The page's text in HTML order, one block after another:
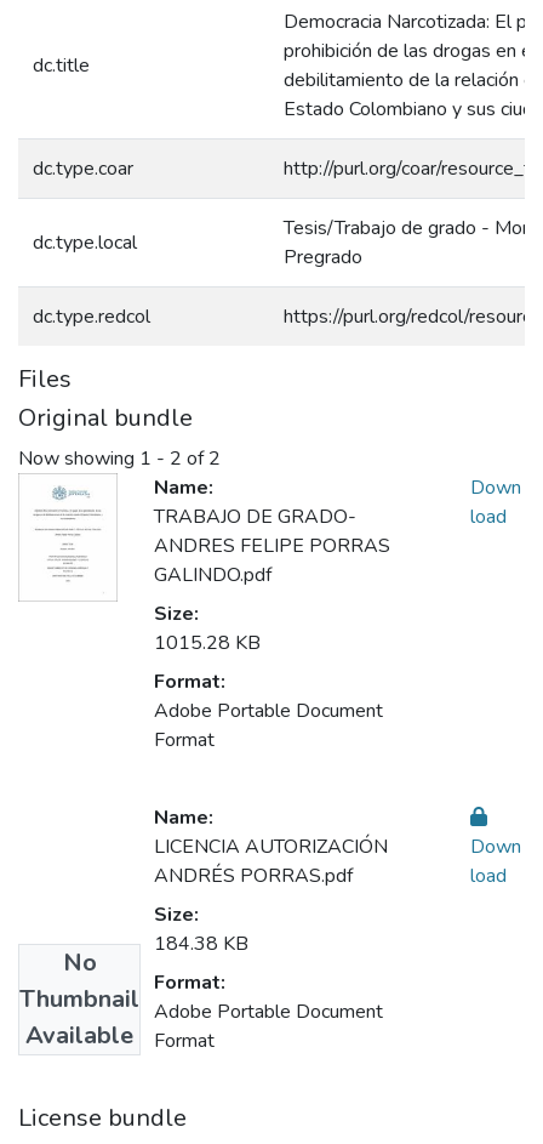
dc.title
Democracia Narcotizada: El
prohibición de las drogas en el
debilitamiento de la relación
Estado Colombiano y sus
dc.type.coar http://purl.org/coar/
dc.type.local
Tesis/Trabajo de grado -
Pregrado
dc.type.redcol https://purl.org/redcol/
Files
Original bundle
Now showing 1 - 2 of 2
Name:
TRABAJO DE GRADO-
ANDRES FELIPE PORRAS
GALINDO.pdf
Size:
1015.28 KB
Format:
Adobe Portable Document
Format
Down
load
No
Thumbnail
Available
Name:
LICENCIA AUTORIZACIÓN
ANDRÉS PORRAS.pdf
Size:
184.38 KB
Format:
Adobe Portable Document
Format
Down
load
License bundle